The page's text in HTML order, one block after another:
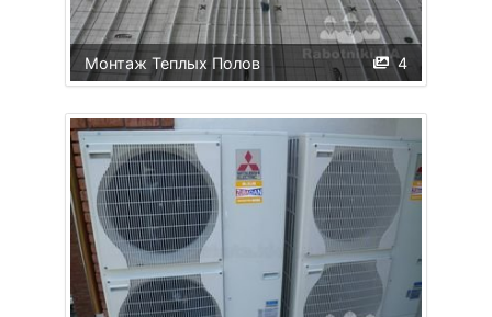
4
Монтаж Теплых Полов